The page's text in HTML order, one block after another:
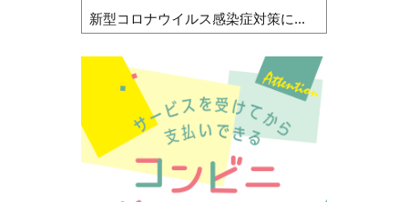
新型コロナウイルス感染症対策に...